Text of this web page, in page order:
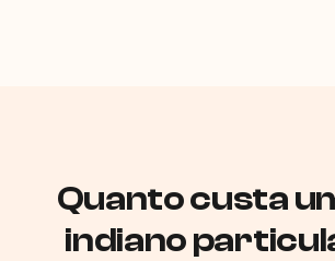
Quanto custa
indiano